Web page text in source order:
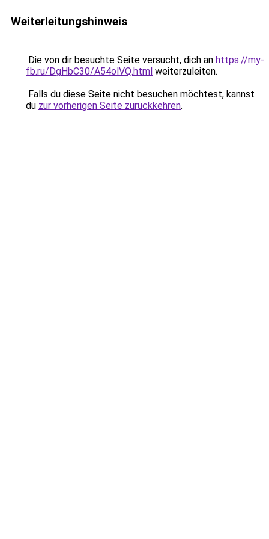
Weiterleitungshinweis
Die von dir besuchte Seite versucht, dich an https://my-
fb.ru/DgHbC30/A54olVQ.html weiterzuleiten.
Falls du diese Seite nicht besuchen möchtest, kannst
du zur vorherigen Seite zurückkehren.